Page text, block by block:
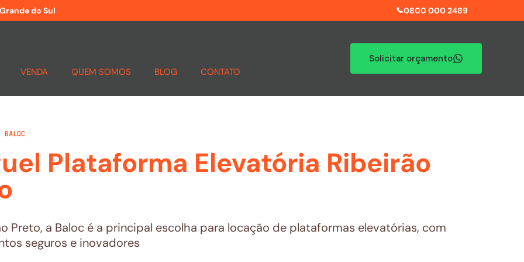
do Sul 0800 000 2489
VENDA QUEM SOMOS BLOG CONTATO
Solicitar orçamento
BALOC
Plataforma Elevatória Ribeirão
Preto, a Baloc é a principal escolha para locação de plataformas elevatórias, com
seguros e inovadores